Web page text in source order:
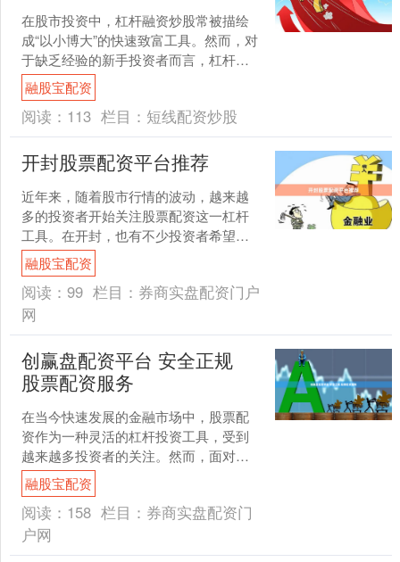
在股市投资中，杠杆融资炒股常被描绘
成“以小博大”的快速致富工具。然而，对
于缺乏经验的新手投资者而言，杠杆融
资更像是一把双刃剑，在放大收益的同
时，也成倍放大了风险....
融股宝配资
阅读： 113 栏目： 短线配资炒股
开封股票配资平台推荐
近年来，随着股市行情的波动，越来越
多的投资者开始关注股票配资这一杠杆
工具。在开封，也有不少投资者希望通
过配资放大收益。然而，面对市场上众
多的配资平台，如何选择一....
融股宝配资
阅读： 99 栏目： 券商实盘配资门户
网
创赢盘配资平台 安全正规
股票配资服务
在当今快速发展的金融市场中，股票配
资作为一种灵活的杠杆投资工具，受到
越来越多投资者的关注。然而，面对市
场上众多配资平台，如何选择一家安全
正规、服务可靠的平台，成....
融股宝配资
阅读： 158 栏目： 券商实盘配资门
户网